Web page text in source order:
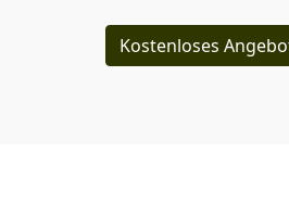
Kostenloses